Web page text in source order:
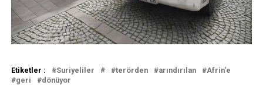
Etiketler : Suriyeliler terörden arındırılan
Afrin'e
geri
dönüyor